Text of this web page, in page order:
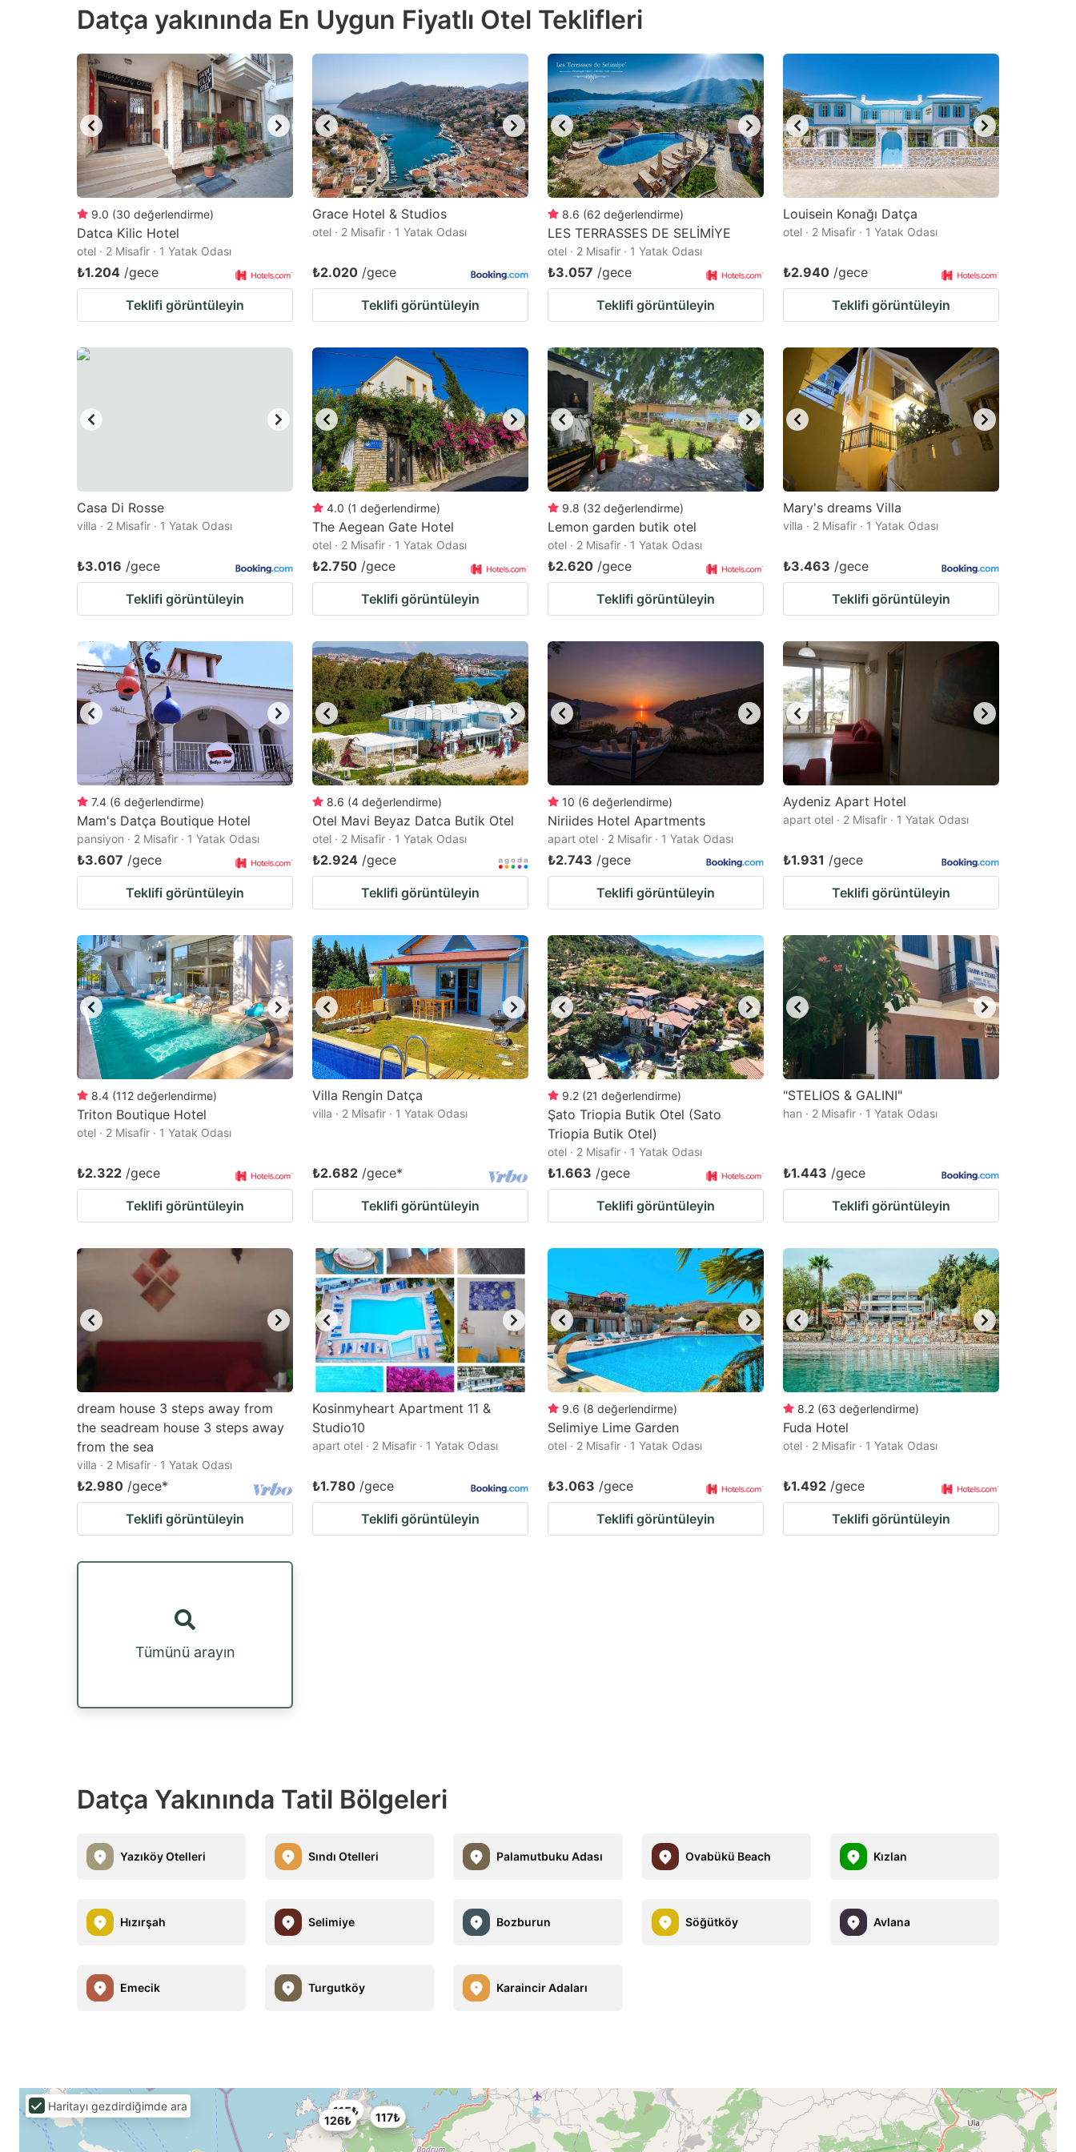
the
mark
key
to
get
the
keyboard
shortcuts
for
changing
dates.
the
key
to
get
the
keyboard
shortcuts
for
dates.
Datça yakınında En Uygun Fiyatlı Otel Teklifleri
9.0 (30 değerlendirme)
Datca Kilic Hotel
otel · 2 Misafir · 1 Yatak Odası
₺1.204 /gece
Teklifi görüntüleyin
Grace Hotel & Studios
otel · 2 Misafir · 1 Yatak Odası
₺2.020 /gece
Teklifi görüntüleyin
8.6 (62 değerlendirme)
LES TERRASSES DE SELİMİYE
otel · 2 Misafir · 1 Yatak Odası
₺3.057 /gece
Teklifi görüntüleyin
Louisein Konağı Datça
otel · 2 Misafir · 1 Yatak Odası
₺2.940 /gece
Teklifi görüntüleyin
Casa Di Rosse
villa · 2 Misafir · 1 Yatak Odası
₺3.016 /gece
Teklifi görüntüleyin
4.0 (1 değerlendirme)
The Aegean Gate Hotel
otel · 2 Misafir · 1 Yatak Odası
₺2.750 /gece
Teklifi görüntüleyin
9.8 (32 değerlendirme)
Lemon garden butik otel
otel · 2 Misafir · 1 Yatak Odası
₺2.620 /gece
Teklifi görüntüleyin
Mary's dreams Villa
villa · 2 Misafir · 1 Yatak Odası
₺3.463 /gece
Teklifi görüntüleyin
7.4 (6 değerlendirme)
Mam's Datça Boutique Hotel
pansiyon · 2 Misafir · 1 Yatak Odası
₺3.607 /gece
Teklifi görüntüleyin
8.6 (4 değerlendirme)
Otel Mavi Beyaz Datca Butik Otel
otel · 2 Misafir · 1 Yatak Odası
₺2.924 /gece
Teklifi görüntüleyin
10 (6 değerlendirme)
Niriides Hotel Apartments
apart otel · 2 Misafir · 1 Yatak Odası
₺2.743 /gece
Teklifi görüntüleyin
Aydeniz Apart Hotel
apart otel · 2 Misafir · 1 Yatak Odası
₺1.931 /gece
Teklifi görüntüleyin
8.4 (112 değerlendirme)
Triton Boutique Hotel
otel · 2 Misafir · 1 Yatak Odası
₺2.322 /gece
Teklifi görüntüleyin
Villa Rengin Datça
villa · 2 Misafir · 1 Yatak Odası
₺2.682 /gece*
Teklifi görüntüleyin
9.2 (21 değerlendirme)
Şato Triopia Butik Otel (Sato
Triopia Butik Otel)
otel · 2 Misafir · 1 Yatak Odası
₺1.663 /gece
Teklifi görüntüleyin
"STELIOS & GALINI"
han · 2 Misafir · 1 Yatak Odası
₺1.443 /gece
Teklifi görüntüleyin
dream house 3 steps away from
the seadream house 3 steps away
from the sea
villa · 2 Misafir · 1 Yatak Odası
₺2.980 /gece*
Teklifi görüntüleyin
Kosinmyheart Apartment 11 &
Studio10
apart otel · 2 Misafir · 1 Yatak Odası
₺1.780 /gece
Teklifi görüntüleyin
9.6 (8 değerlendirme)
Selimiye Lime Garden
otel · 2 Misafir · 1 Yatak Odası
₺3.063 /gece
Teklifi görüntüleyin
8.2 (63 değerlendirme)
Fuda Hotel
otel · 2 Misafir · 1 Yatak Odası
₺1.492 /gece
Teklifi görüntüleyin
Tümünü arayın
Datça Yakınında Tatil Bölgeleri
Yazıköy Otelleri Sındı Otelleri Palamutbuku Adası Ovabükü Beach Kızlan
Hızırşah Selimiye Bozburun Söğütköy Avlana
Emecik Turgutköy Karaincir Adaları
115₺ 117₺
126₺
Haritayı gezdirdiğimde ara